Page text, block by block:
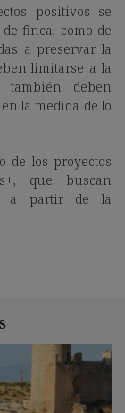
positivos se
finca, como de
a preservar la
limitarse a la
deben
la medida de lo
de los proyectos
que buscan
a partir de la